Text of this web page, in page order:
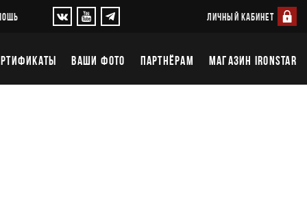
ЛИЧНЫЙ КАБИНЕТ
ВАШИ ФОТО ПАРТНЁРАМ МАГАЗИН IRONSTAR